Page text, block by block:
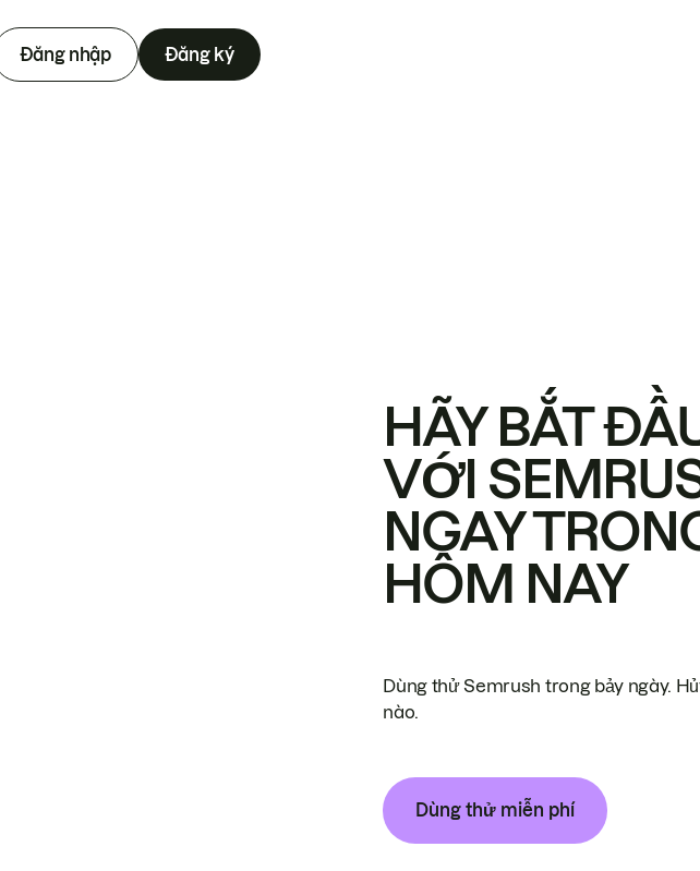
Đăng nhập Đăng ký
HÃY BẮT
VỚI
NGAY
HÔM NAY
Dùng thử Semrush trong bảy ngày.
nào.
Dùng thử miễn phí